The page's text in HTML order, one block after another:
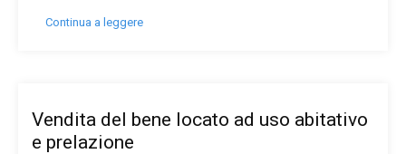
Continua a leggere
Vendita del bene locato ad uso abitativo
e prelazione